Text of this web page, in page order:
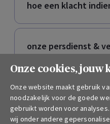
hoe een klacht
onze persdienst &
ondernemen
je Autoverzekering
auto/bestelwagen)
Onze cookies, jouw
Onze website maakt gebruik
noodzakelijk voor de goede
gebruikt worden voor
wij onder andere